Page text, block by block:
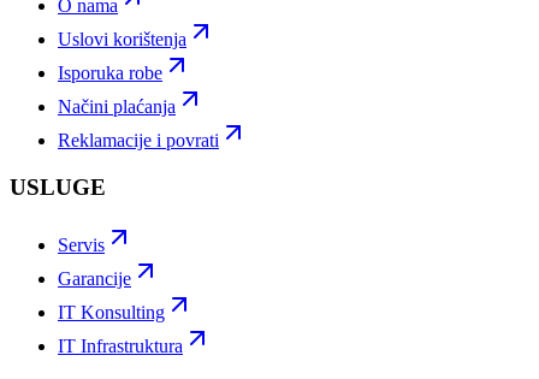
O nama
Uslovi korištenja
Isporuka robe
Načini plaćanja
Reklamacije i povrati
USLUGE
Servis
Garancije
IT Konsulting
IT Infrastruktura